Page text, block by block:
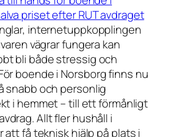
priset efter RUT avdraget
internetuppkopplingen
vägrar fungera kan
bli både stressig och
boende i Norsborg finns nu
snabb och personlig
i hemmet – till ett förmånligt
Allt fler hushåll i
att få teknisk hjälp på plats i